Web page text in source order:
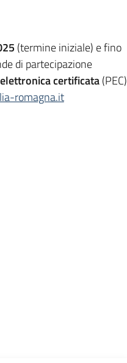
(termine iniziale) e fino
di partecipazione
certificata(PEC)
romagna.it